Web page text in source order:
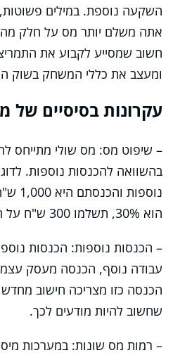
השקעה נוספת. במילים
אתה משלם יותר מס על חלק
חשוב שמסייע לקבוע את
ומעצב את כללי המשחק בשוק
עקרונות בסיסיים של
– שיפוט מס: מס שולי מתייחס
בהשוואה להכנסות נוספות.
הוא 30%, תשלמו 300 ש"ח על ההכנסה הנוספת.
– הכנסות נוספות: הכנסות
עבודה נוסף, הכנסה מעסק
הכנסה כזו מצריכה חישוב
שחשוב להיות מודעים לכך.
– רמות מס שונות: במערכות